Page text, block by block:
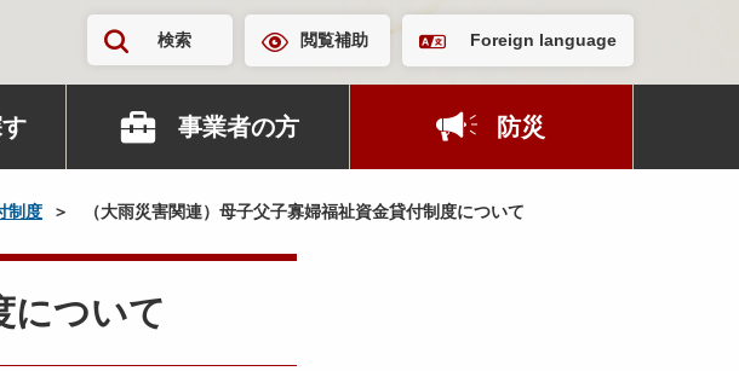
検索 閲覧補助 Foreign language
事業者の方 防災
制度 （大雨災害関連）母子父子寡婦福祉資金貸付制度について
について